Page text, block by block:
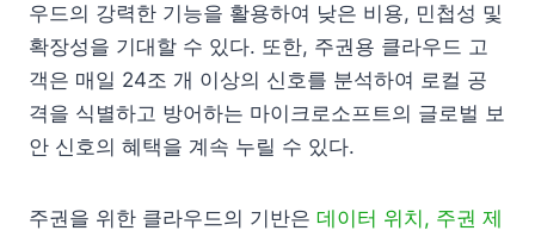
우드의 강력한 기능을 활용하여 낮은 비용, 민첩성 및
확장성을 기대할 수 있다. 또한, 주권용 클라우드 고
객은 매일 24조 개 이상의 신호를 분석하여 로컬 공
격을 식별하고 방어하는 마이크로소프트의 글로벌 보
안 신호의 혜택을 계속 누릴 수 있다.
주권을 위한 클라우드의 기반은 데이터 위치, 주권 제